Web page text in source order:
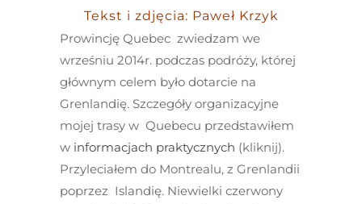
Tekst i zdjęcia: Paweł Krzyk
Prowincję Quebec zwiedzam we
wrześniu 2014r. podczas podróży, której
głównym celem było dotarcie na
Grenlandię. Szczegóły organizacyjne
mojej trasy w Quebecu przedstawiłem
w informacjach praktycznych (kliknij).
Przyleciałem do Montrealu, z Grenlandii
poprzez Islandię. Niewielki czerwony